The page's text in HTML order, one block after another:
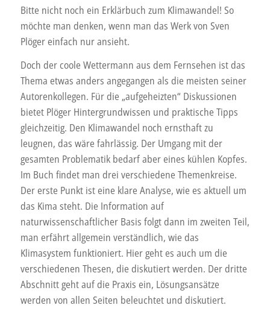
Bitte nicht noch ein Erklärbuch zum Klimawandel! So
möchte man denken, wenn man das Werk von Sven
Plöger einfach nur ansieht.
Doch der coole Wettermann aus dem Fernsehen ist das
Thema etwas anders angegangen als die meisten seiner
Autorenkollegen. Für die „aufgeheizten“ Diskussionen
bietet Plöger Hintergrundwissen und praktische Tipps
gleichzeitig. Den Klimawandel noch ernsthaft zu
leugnen, das wäre fahrlässig. Der Umgang mit der
gesamten Problematik bedarf aber eines kühlen Kopfes.
Im Buch findet man drei verschiedene Themenkreise.
Der erste Punkt ist eine klare Analyse, wie es aktuell um
das Kima steht. Die Information auf
naturwissenschaftlicher Basis folgt dann im zweiten Teil,
man erfährt allgemein verständlich, wie das
Klimasystem funktioniert. Hier geht es auch um die
verschiedenen Thesen, die diskutiert werden. Der dritte
Abschnitt geht auf die Praxis ein, Lösungsansätze
werden von allen Seiten beleuchtet und diskutiert.